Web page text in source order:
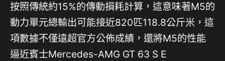
按照傳統約15%的傳動損耗計算，這意味著M5的
動力單元總輸出可能接近820匹118.8公斤米，這
項數據不僅遠超官方公佈成績，還將M5的性能
逼近賓士Mercedes-AMG GT 63 S E